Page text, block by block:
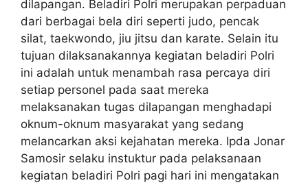
dilapangan. Beladiri Polri merupakan perpaduan
dari berbagai bela diri seperti judo, pencak
silat, taekwondo, jiu jitsu dan karate. Selain itu
tujuan dilaksanakannya kegiatan beladiri Polri
ini adalah untuk menambah rasa percaya diri
setiap personel pada saat mereka
melaksanakan tugas dilapangan menghadapi
oknum-oknum masyarakat yang sedang
melancarkan aksi kejahatan mereka. Ipda Jonar
Samosir selaku instuktur pada pelaksanaan
kegiatan beladiri Polri pagi hari ini mengatakan